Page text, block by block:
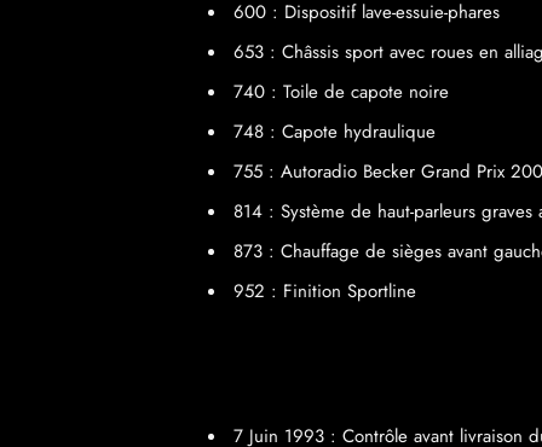
600 : Dispositif lave-essuie-phares
653 : Châssis sport avec roues en
740 : Toile de capote noire
748 : Capote hydraulique
755 : Autoradio Becker Grand Prix
814 : Système de haut-parleurs graves
873 : Chauffage de sièges avant
952 : Finition Sportline
7 Juin 1993 : Contrôle avant livraison